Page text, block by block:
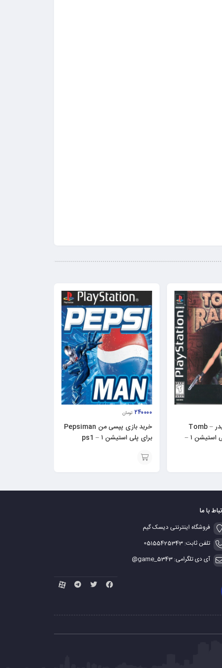
خرید بازی تام رایدر – Tomb
Raider برای پلی استیشن ۱ –
۲۴۰۰۰۰ تومان
خرید بازی پپسی من Pepsiman
برای پلی استیشن ۱ – ps1
با ما
فروشگاه اینترنتی دیسک گیم
تلفن ثابت: 05155425343
آی دی تلگرامی: game_5343@